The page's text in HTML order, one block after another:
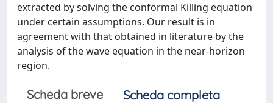
extracted by solving the conformal Killing equation
under certain assumptions. Our result is in
agreement with that obtained in literature by the
analysis of the wave equation in the near-horizon
region.
Scheda breve
Scheda completa